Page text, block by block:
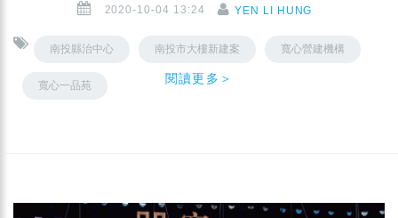
2020-10-04 13:24 YEN LI HUNG
南投縣治中心 南投市大樓新建案 寬心營建機構
寬心一品苑 閱讀更多＞